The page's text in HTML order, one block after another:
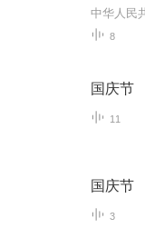
8
国庆节
11
国庆节
3